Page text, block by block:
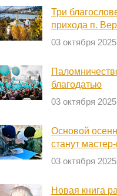
Три
прихода п.
03 октября 2025
благодатью
03 октября 2025
Основой
станут
03 октября 2025
Новая книга